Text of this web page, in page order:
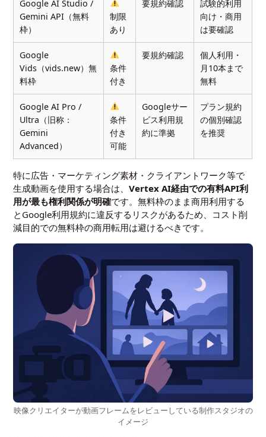
Google AI Studio /
Gemini API（無料
枠）
制限
あり
要規約確認
試験的利用
向け・商用
は要確認
Google
Vids（vids.new）無
料枠
条件
付き
要規約確認
個人利用・
月10本まで
無料
Google AI Pro /
Ultra（旧称：
Gemini
Advanced）
条件
付き
可能
Googleサー
ビス利用規
約に準拠
プラン規約
の個別確認
を推奨
特に広告・マーケティング素材・クライアントワーク等で
生成動画を使用する場合は、Vertex AI経由での有料API利
用が最も権利関係が明確です。無料枠のまま商用利用する
とGoogle利用規約に違反するリスクがあるため、コスト削
減目的での無料枠の商用転用は避けるべきです。
映像クリエイターが動画フレームをレビューしている制作スタジオの
イメージ